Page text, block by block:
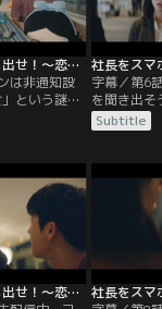
になったイ
ソンは…。
社長をスマホから救い出せ！～恋の力でロック解除～ 第05話／字幕
は非通知設
という謎の
にいるのが
い始める。
きると言
の屋敷で暮
ジュの行方
ンに呼び出
を離さない
字幕／第6
を聞き出そ
が、ソンジ
話をかけて
来事をセヨ
女の協力
ク・サム
ることに
食を取る
が、彼に
Subtitle
社長をスマホから救い出せ！～恋の力でロック解除～ 第07話／字幕